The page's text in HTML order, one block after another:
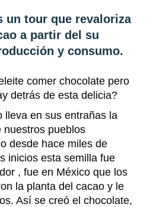
un tour que revaloriza
a partir del su
y consumo.
comer chocolate pero
detrás de esta delicia?
lleva en sus entrañas la
nuestros pueblos
desde hace miles de
inicios esta semilla fue
, fue en México que los
la planta del cacao y le
Así se creó el chocolate,